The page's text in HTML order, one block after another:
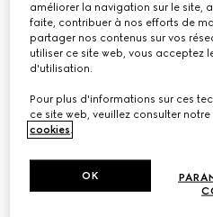
améliorer la navigation sur le site,
faite, contribuer à nos efforts de
partager nos contenus sur vos
utiliser ce site web, vous acceptez
d'utilisation.
Pour plus d'informations sur ces
ce site web, veuillez consulter notre
cookies.
OK